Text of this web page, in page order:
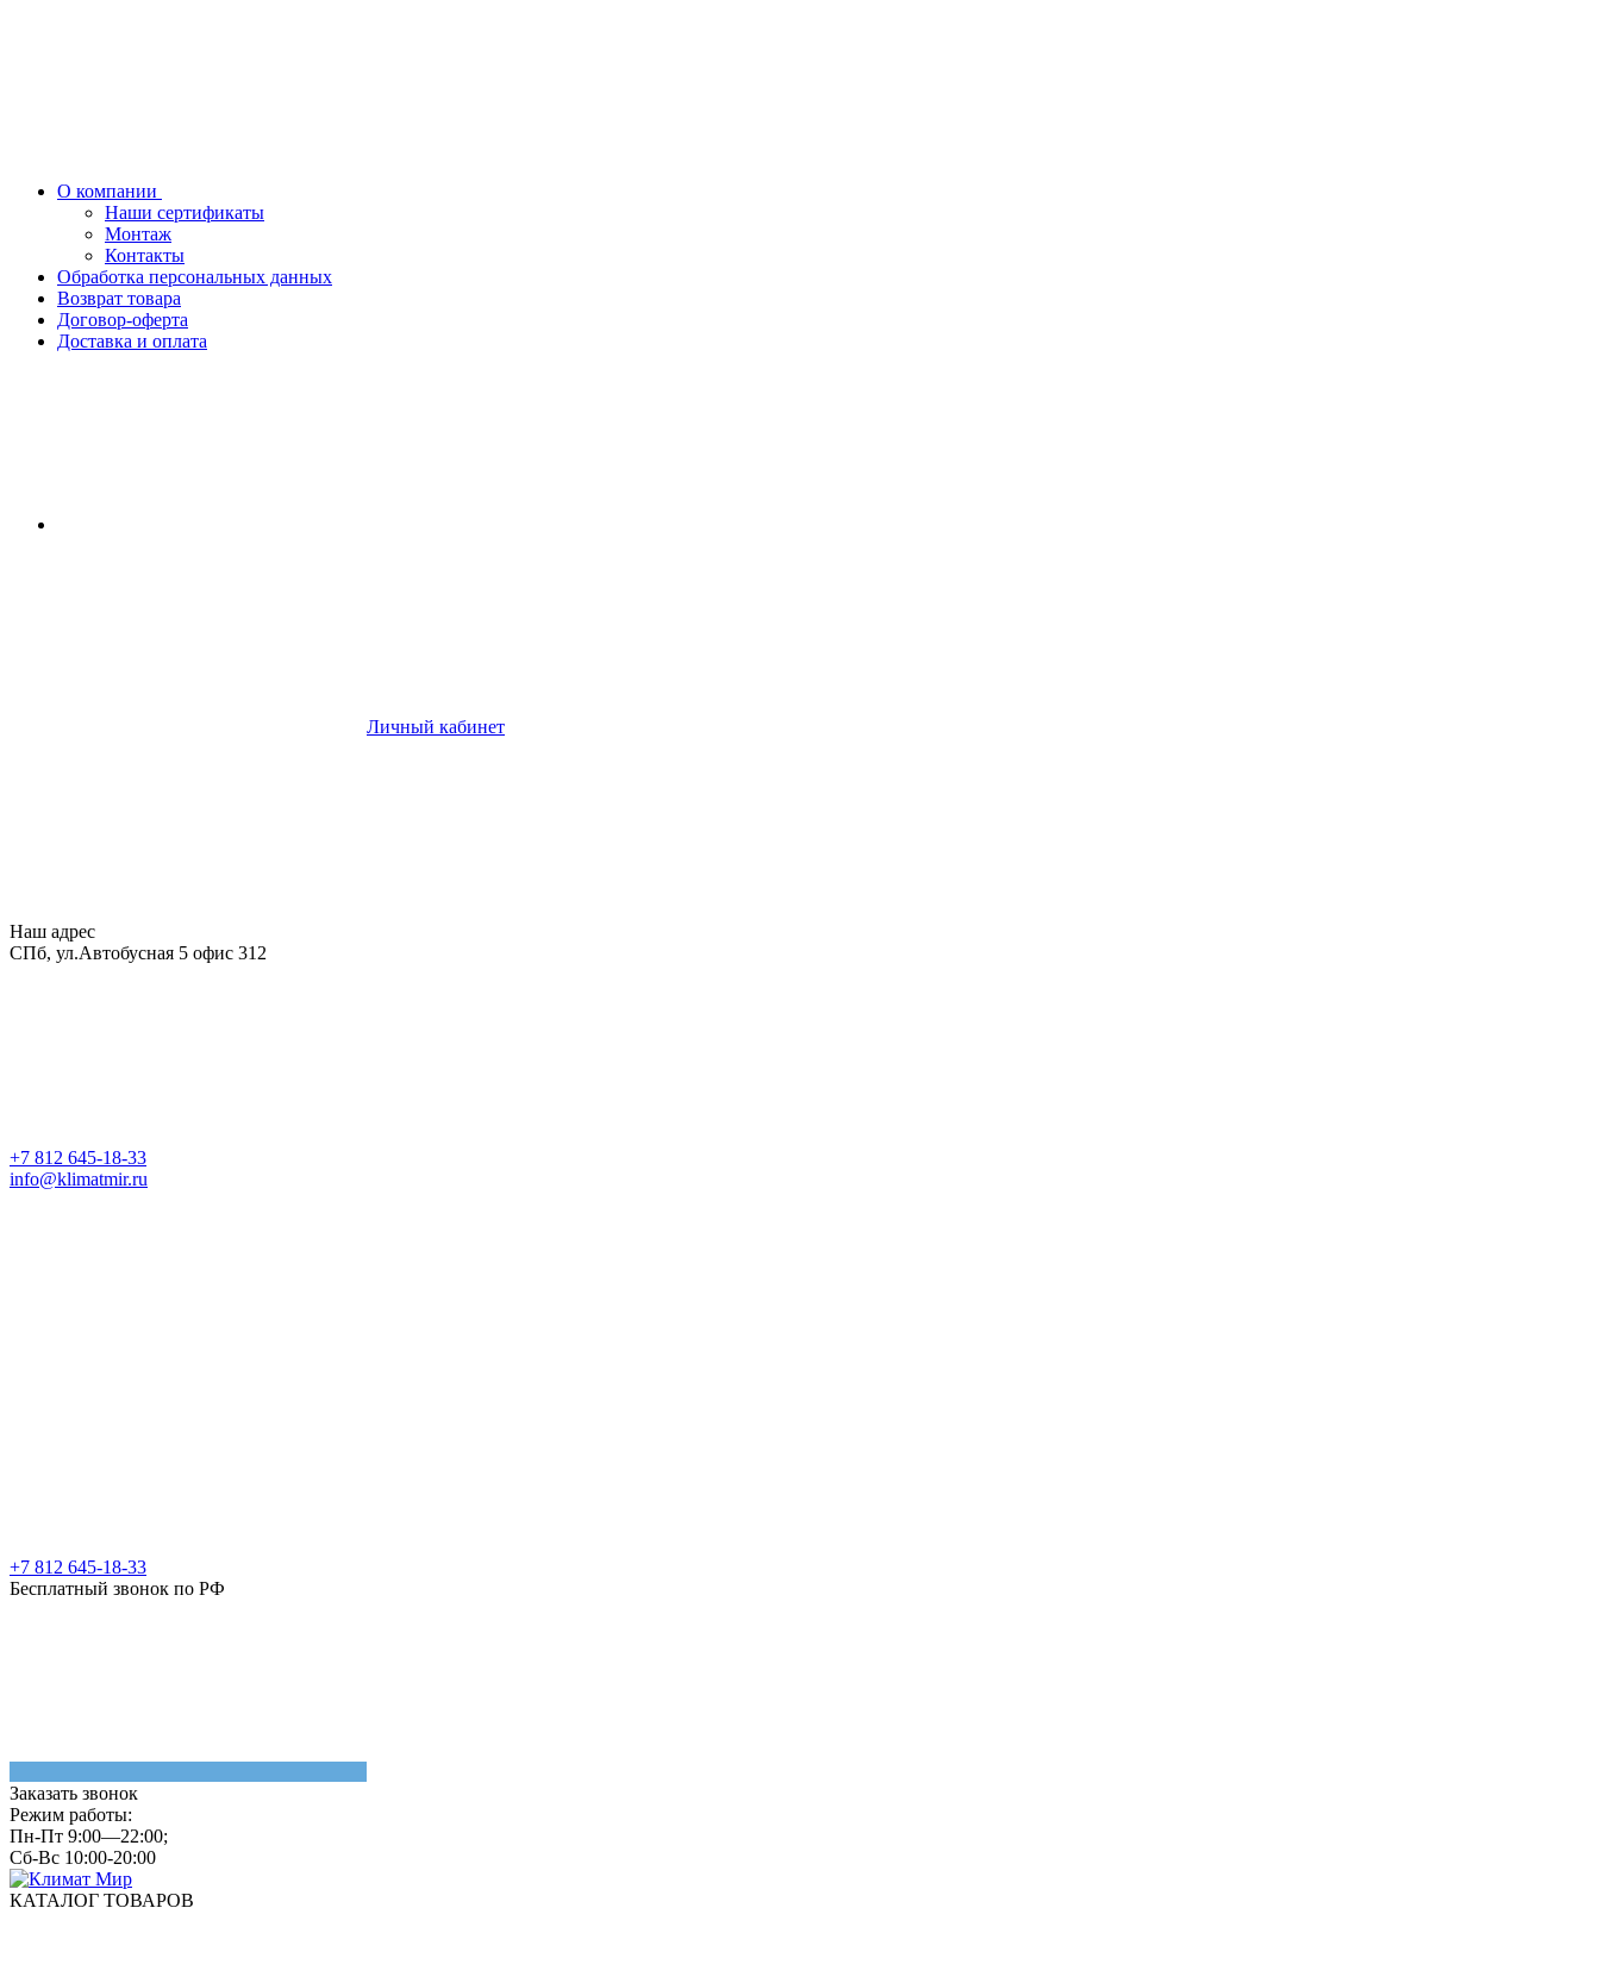
О компании
Наши сертификаты
Монтаж
Контакты
Обработка персональных данных
Возврат товара
Договор-оферта
Доставка и оплата
Личный кабинет
Наш адрес
СПб, ул.Автобусная 5 офис 312
+7 812 645-18-33
info@klimatmir.ru
+7 812 645-18-33
Бесплатный звонок по РФ
Заказать звонок
Режим работы:
Пн-Пт 9:00—22:00;
Сб-Вс 10:00-20:00
КАТАЛОГ ТОВАРОВ